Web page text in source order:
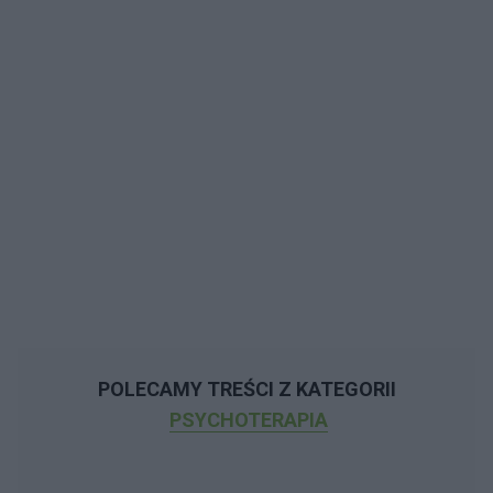
POLECAMY TREŚCI Z KATEGORII
PSYCHOTERAPIA